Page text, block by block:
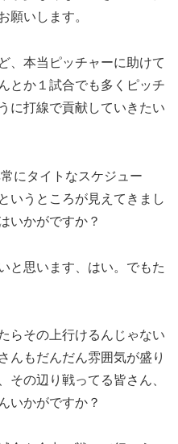
願いします。
、本当ピッチャーに助けて
とか１試合でも多くピッチ
に打線で貢献していきたい
にタイトなスケジュー
いうところが見えてきまし
いかがですか？
と思います、はい。でもた
らその上行けるんじゃない
んもだんだん雰囲気が盛り
その辺り戦ってる皆さん、
いかがですか？